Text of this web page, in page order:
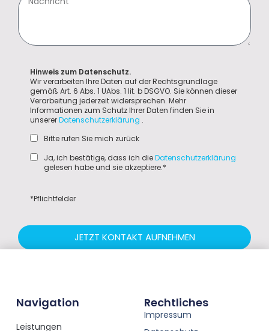
Hinweis zum Datenschutz.
Wir verarbeiten Ihre Daten auf der Rechtsgrundlage
gemäß Art. 6 Abs. 1 UAbs. 1 lit. b DSGVO. Sie können dieser
Verarbeitung jederzeit widersprechen. Mehr
Informationen zum Schutz Ihrer Daten finden Sie in
unsererDatenschutzerklärung .
Bitte rufen Sie mich zurück
Ja, ich bestätige, dass ich dieDatenschutzerklärung
gelesen habe und sie akzeptiere.*
*Pflichtfelder
JETZT KONTAKT AUFNEHMEN
Navigation
Leistungen
Rechtliches
Impressum